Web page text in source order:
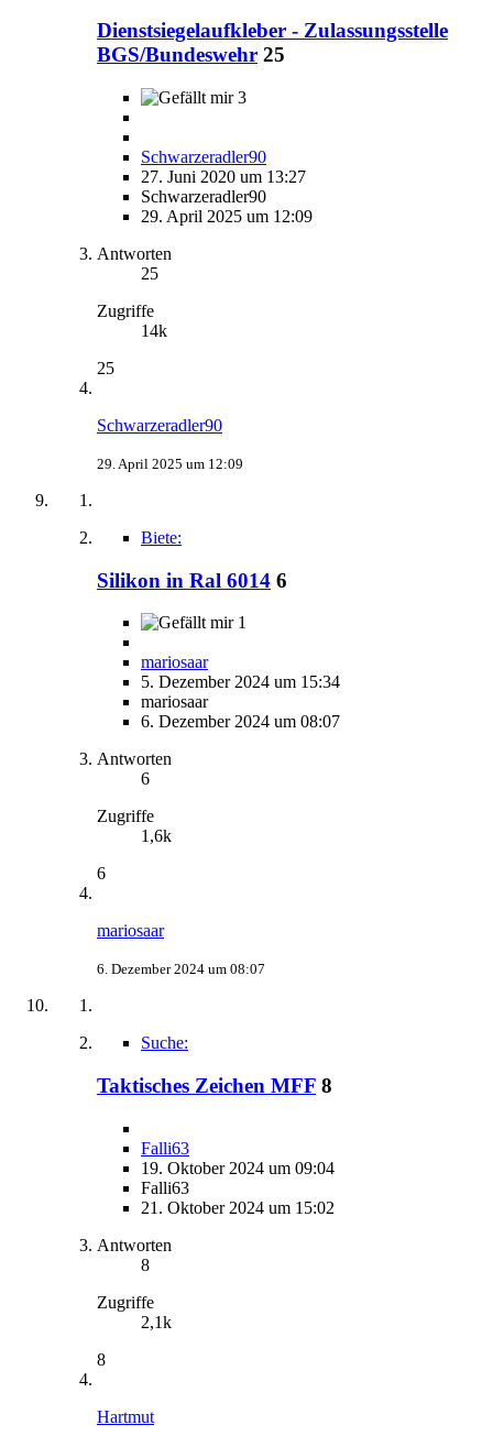
Dienstsiegelaufkleber - Zulassungsstelle
BGS/Bundeswehr 25
3
Schwarzeradler90
27. Juni 2020 um 13:27
Schwarzeradler90
29. April 2025 um 12:09
Antworten
25
Zugriffe
14k
25
Schwarzeradler90
29. April 2025 um 12:09
Biete:
Silikon in Ral 6014 6
1
mariosaar
5. Dezember 2024 um 15:34
mariosaar
6. Dezember 2024 um 08:07
Antworten
6
Zugriffe
1,6k
6
mariosaar
6. Dezember 2024 um 08:07
Suche:
Taktisches Zeichen MFF 8
Falli63
19. Oktober 2024 um 09:04
Falli63
21. Oktober 2024 um 15:02
Antworten
8
Zugriffe
2,1k
8
Hartmut